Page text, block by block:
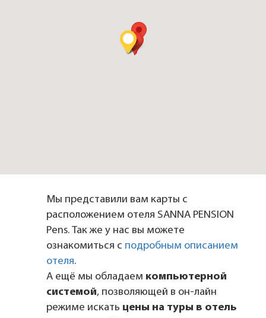
Мы представили вам карты с
расположением отеля SANNA PENSION
Pens. Так же у нас вы можете
ознакомиться с подробным описанием
отеля.
А ещё мы обладаем компьютерной
системой, позволяющей в он-лайн
режиме искать цены на туры в отель